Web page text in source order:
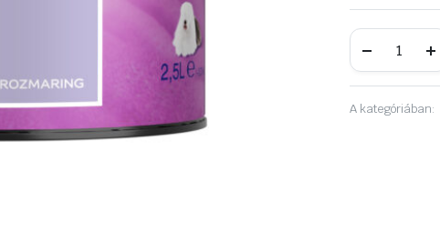
színei
Nyíló
A kategóriában: